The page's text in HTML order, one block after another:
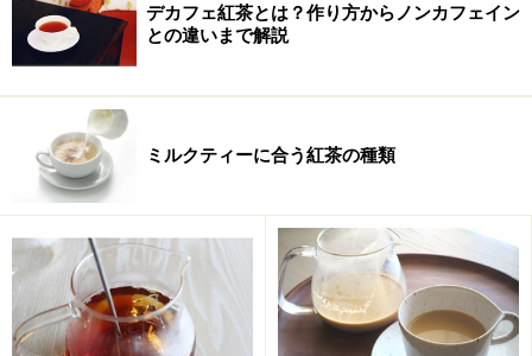
この表示をどのように読み解くのかについて、さらに気
になる点について取り上げてみます。
名称（品名）
このほかに香料などが使用されたフレーバードティーは
括弧でフレーバードティーであることが分かることを記
載しなければなりません。
デカフェ紅茶とは？作り方からノンカフェイン
との違いまで解説
ミルクティーに合う紅茶の種類